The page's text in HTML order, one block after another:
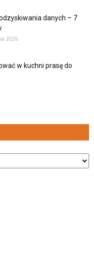
danych – 7
2026
w kuchni prasę do